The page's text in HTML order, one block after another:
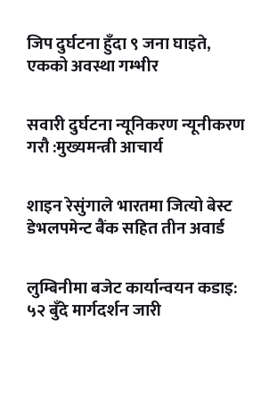
जिप दुर्घटना हुँदा ९ जना घाइते,
एकको अवस्था गम्भीर
सवारी दुर्घटना न्यूनिकरण न्यूनीकरण
गरौ :मुख्यमन्त्री आचार्य
शाइन रेसुंगाले भारतमा जित्यो बेस्ट
डेभलपमेन्ट बैंक सहित तीन अवार्ड
लुम्बिनीमा बजेट कार्यान्वयन कडाइ:
५२ बुँदे मार्गदर्शन जारी